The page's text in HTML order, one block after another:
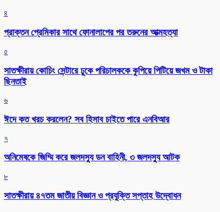
৪
প্রাক্তন প্রেমিকার সাথে ফোনালাপের পর তরুনের আত্মহত্যা
৫
সাতক্ষীরায় কোচিং সেন্টারে ঢুকে পরিচালককে কুপিয়ে পিটিয়ে জখম ও টাকা
ছিনতাই
৬
ঈদে কত খরচ করলেন? সব হিসাব চাইতে পারে এনবিআর
৭
অনিমেষকে জিম্মি করে জলদস্যু ডন বাহিনী, ৩ জলদস্যু আটক
৮
সাতক্ষীরায় ৪৭তম জাতীয় বিজ্ঞান ও প্রযুক্তি সপ্তাহ উদ্বোধন